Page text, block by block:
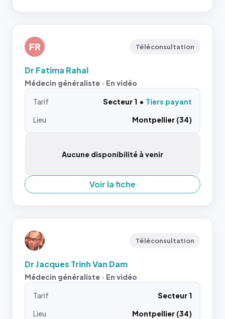
FR Téléconsultation
Dr Fatima Rahal
Médecin généraliste · En vidéo
Tarif Secteur 1
Tiers payant
Lieu
Montpellier (34)
Aucune disponibilité à venir
Voir la fiche
Téléconsultation
Dr Jacques Trinh Van Dam
Médecin généraliste · En vidéo
Tarif
Secteur 1
Lieu
Montpellier (34)